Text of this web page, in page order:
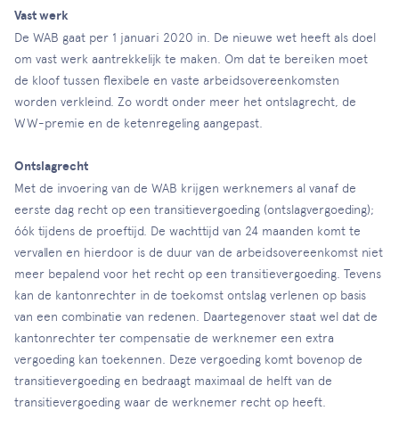
Vast werk
De WAB gaat per 1 januari 2020 in. De nieuwe wet heeft als doel
om vast werk aantrekkelijk te maken. Om dat te bereiken moet
de kloof tussen flexibele en vaste arbeidsovereenkomsten
worden verkleind. Zo wordt onder meer het ontslagrecht, de
WW-premie en de ketenregeling aangepast.
Ontslagrecht
Met de invoering van de WAB krijgen werknemers al vanaf de
eerste dag recht op een transitievergoeding (ontslagvergoeding);
óók tijdens de proeftijd. De wachttijd van 24 maanden komt te
vervallen en hierdoor is de duur van de arbeidsovereenkomst niet
meer bepalend voor het recht op een transitievergoeding. Tevens
kan de kantonrechter in de toekomst ontslag verlenen op basis
van een combinatie van redenen. Daartegenover staat wel dat de
kantonrechter ter compensatie de werknemer een extra
vergoeding kan toekennen. Deze vergoeding komt bovenop de
transitievergoeding en bedraagt maximaal de helft van de
transitievergoeding waar de werknemer recht op heeft.